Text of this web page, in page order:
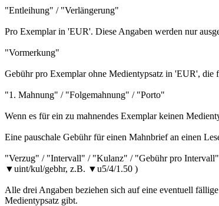
"Entleihung" / "Verlängerung"
Pro Exemplar in 'EUR'. Diese Angaben werden nur
"Vormerkung"
Gebühr pro Exemplar ohne Medientypsatz in 'EUR',
"1. Mahnung" / "Folgemahnung" / "Porto"
Wenn es für ein zu mahnendes Exemplar keinen
Eine pauschale Gebühr für einen Mahnbrief an einen
"Verzug" / "Intervall" / "Kulanz" / "Gebühr pro
▼uint/kul/gebhr, z.B. ▼u5/4/1.50 )
Alle drei Angaben beziehen sich auf eine eventuell
Medientypsatz gibt.